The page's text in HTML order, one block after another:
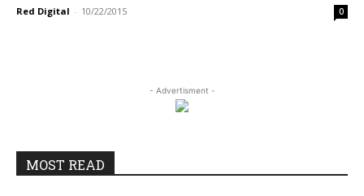
Red Digital - 10/22/2015 0
- Advertisment -
MOST READ